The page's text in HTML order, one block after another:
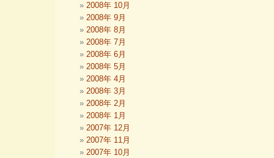
2008年 10月
2008年 9月
2008年 8月
2008年 7月
2008年 6月
2008年 5月
2008年 4月
2008年 3月
2008年 2月
2008年 1月
2007年 12月
2007年 11月
2007年 10月